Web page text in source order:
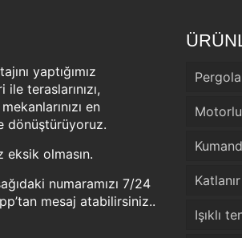
yaptığımız
teraslarınızı,
en
dönüştürüyoruz.
olmasın.
numaramızı 7/24
mesaj atabilirsiniz..
Işıklı